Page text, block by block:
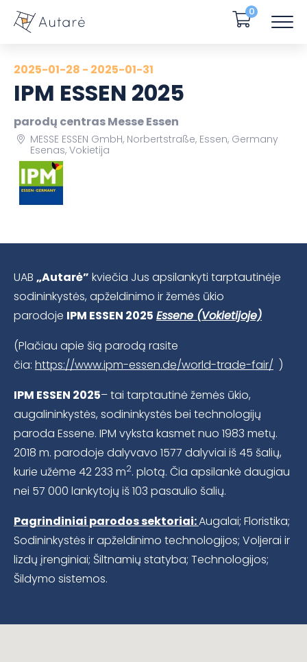
0
2025-01-28 - 2025-01-31
IPM ESSEN 2025
parodų centras Messe Essen
MESSE ESSEN GmbH, Norbertstraße, Essen, Germany
Esenas, Vokietija
UAB „Autarė” kviečia Jus apsilankyti tarptautinėje
sodininkystės, apželdinimo ir žemės ūkio
parodoje IPM ESSEN 2025 Essene (Vokietijoje)
(Plačiau apie šią parodą rasite
čia: https://www.ipm-essen.de/world-trade-fair/ )
IPM ESSEN 2025– tai tarptautinė žemės ūkio,
augalininkystės, sodininkystės bei technologijų
paroda Essene. IPM vyksta kasmet nuo 1983 metų.
2018 m. parodoje dalyvavo 1577 dalyviai iš 45 šalių,
kurie užėme 42 233 m2. plotą. Čia apsilankė daugiau
nei 57 000 lankytojų iš 103 pasaulio šalių.
Pagrindiniai parodos sektoriai:Augalai; Floristika;
Sodininkystės ir apželdinimo technologijos; Voljerai ir
lizdų įrenginiai; Šiltnamių statyba; Technologijos;
Šildymo sistemos.